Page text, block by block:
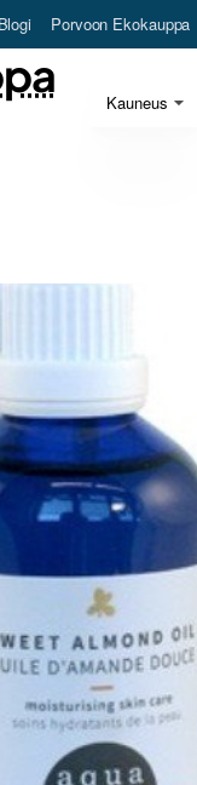
Blogi Porvoon Ekokauppa
Kauneus